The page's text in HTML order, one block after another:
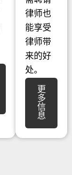
律师也
能享受
律师带
来的好
处。
更
多
信
息